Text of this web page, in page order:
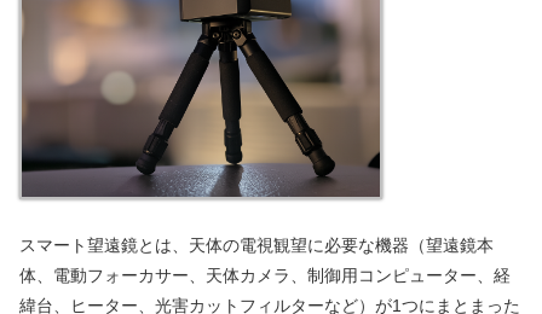
スマート望遠鏡とは、天体の電視観望に必要な機器（望遠鏡本
体、電動フォーカサー、天体カメラ、制御用コンピューター、経
緯台、ヒーター、光害カットフィルターなど）が1つにまとまった